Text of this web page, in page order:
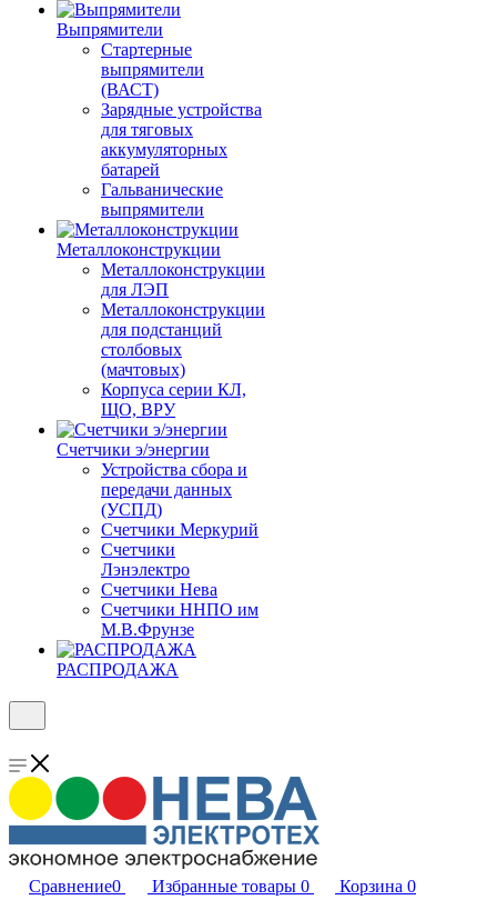
Выпрямители
Стартерные
выпрямители
(ВАСТ)
Зарядные устройства
для тяговых
аккумуляторных
батарей
Гальванические
выпрямители
Металлоконструкции
Металлоконструкции
для ЛЭП
Металлоконструкции
для подстанций
столбовых
(мачтовых)
Корпуса серии КЛ,
ЩО, ВРУ
Счетчики э/энергии
Устройства сбора и
передачи данных
(УСПД)
Счетчики Меркурий
Счетчики
Лэнэлектро
Счетчики Нева
Счетчики ННПО им
М.В.Фрунзе
РАСПРОДАЖА
Сравнение0 Избранные товары 0 Корзина 0